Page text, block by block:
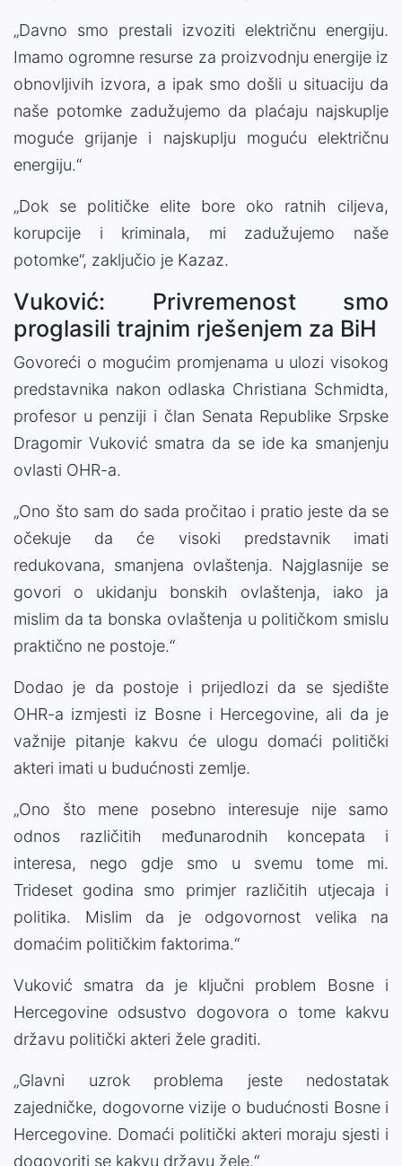
„Davno smo prestali izvoziti električnu energiju.
Imamo ogromne resurse za proizvodnju energije iz
obnovljivih izvora, a ipak smo došli u situaciju da
naše potomke zadužujemo da plaćaju najskuplje
moguće grijanje i najskuplju moguću električnu
energiju.“
„Dok se političke elite bore oko ratnih ciljeva,
korupcije i kriminala, mi zadužujemo naše
potomke“, zaključio je Kazaz.
Vuković: Privremenost smo
proglasili trajnim rješenjem za BiH
Govoreći o mogućim promjenama u ulozi visokog
predstavnika nakon odlaska Christiana Schmidta,
profesor u penziji i član Senata Republike Srpske
Dragomir Vuković smatra da se ide ka smanjenju
ovlasti OHR-a.
„Ono što sam do sada pročitao i pratio jeste da se
očekuje da će visoki predstavnik imati
redukovana, smanjena ovlaštenja. Najglasnije se
govori o ukidanju bonskih ovlaštenja, iako ja
mislim da ta bonska ovlaštenja u političkom smislu
praktično ne postoje.“
Dodao je da postoje i prijedlozi da se sjedište
OHR-a izmjesti iz Bosne i Hercegovine, ali da je
važnije pitanje kakvu će ulogu domaći politički
akteri imati u budućnosti zemlje.
„Ono što mene posebno interesuje nije samo
odnos različitih međunarodnih koncepata i
interesa, nego gdje smo u svemu tome mi.
Trideset godina smo primjer različitih utjecaja i
politika. Mislim da je odgovornost velika na
domaćim političkim faktorima.“
Vuković smatra da je ključni problem Bosne i
Hercegovine odsustvo dogovora o tome kakvu
državu politički akteri žele graditi.
„Glavni uzrok problema jeste nedostatak
zajedničke, dogovorne vizije o budućnosti Bosne i
Hercegovine. Domaći politički akteri moraju sjesti i
dogovoriti se kakvu državu žele.“